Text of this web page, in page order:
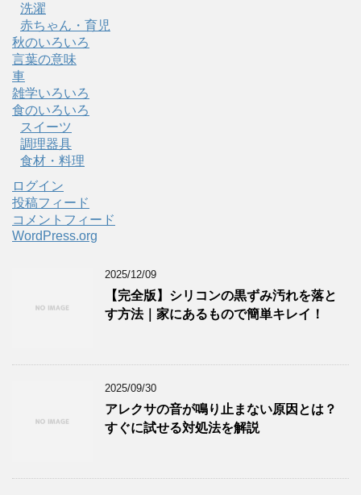
洗濯
赤ちゃん・育児
秋のいろいろ
言葉の意味
車
雑学いろいろ
食のいろいろ
スイーツ
調理器具
食材・料理
ログイン
投稿フィード
コメントフィード
WordPress.org
2025/12/09
【完全版】シリコンの黒ずみ汚れを落と
す方法｜家にあるもので簡単キレイ！
2025/09/30
アレクサの音が鳴り止まない原因とは？
すぐに試せる対処法を解説